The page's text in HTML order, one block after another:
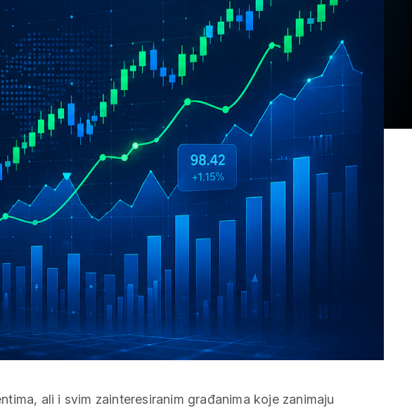
ali i svim zainteresiranim građanima koje zanimaju